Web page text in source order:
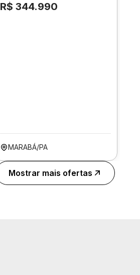
R$ 344.990
MARABÁ/PA
Mostrar mais ofertas